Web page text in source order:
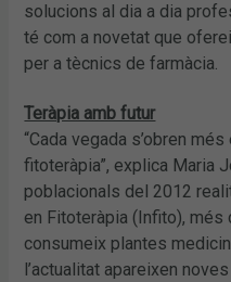
solucions al dia a dia
té com a novetat que
per a tècnics de farmàcia.
Teràpia amb futur
“Cada vegada s’obren
fitoteràpia”, explica Maria
poblacionals del 2012
en Fitoteràpia (Infito), més
consumeix plantes
l’actualitat apareixen